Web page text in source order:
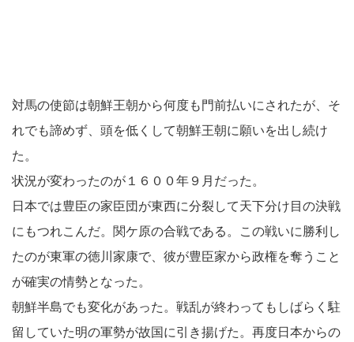
対馬の使節は朝鮮王朝から何度も門前払いにされたが、そ
れでも諦めず、頭を低くして朝鮮王朝に願いを出し続け
た。
状況が変わったのが１６００年９月だった。
日本では豊臣の家臣団が東西に分裂して天下分け目の決戦
にもつれこんだ。関ケ原の合戦である。この戦いに勝利し
たのが東軍の徳川家康で、彼が豊臣家から政権を奪うこと
が確実の情勢となった。
朝鮮半島でも変化があった。戦乱が終わってもしばらく駐
留していた明の軍勢が故国に引き揚げた。再度日本からの